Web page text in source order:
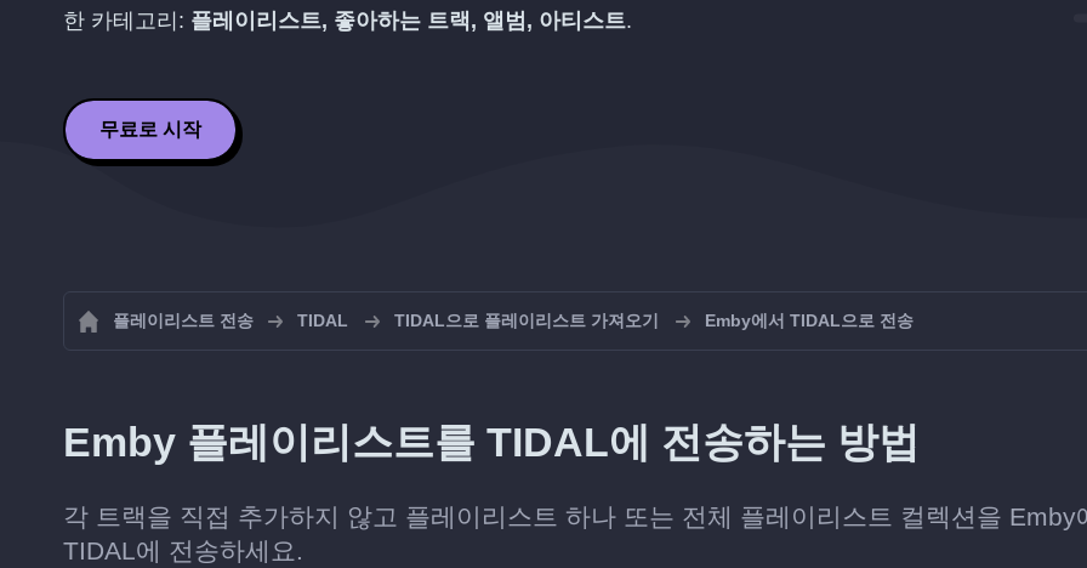
한 카테고리: 플레이리스트, 좋아하는 트랙, 앨범, 아티스트.
무료로 시작
플레이리스트 전송 TIDAL TIDAL으로 플레이리스트 가져오기 Emby에서 TIDAL으로 전송
Emby 플레이리스트를 TIDAL에 전송하는 방법
각 트랙을 직접 추가하지 않고 플레이리스트 하나 또는 전체 플레이리스트 컬렉션을 Emby
TIDAL에 전송하세요.